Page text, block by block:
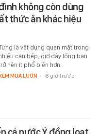
không còn dùng
thức ăn khác hiệu
là vật dụng quen mặt trong
căn bếp, giờ đây lồng bàn
nên ít phổ biến hơn.
MUA LUÔN - 6 giờ trước